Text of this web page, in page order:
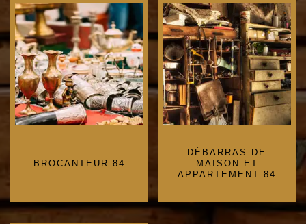
BROCANTEUR 84
DÉBARRAS DE
MAISON ET
APPARTEMENT 84